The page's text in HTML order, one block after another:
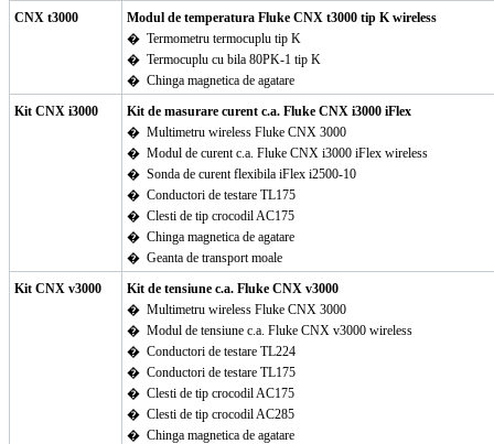
CNX t3000
Modul de temperatura Fluke CNX t3000 tip K wireless
� Termometru termocuplu tip K
� Termocuplu cu bila 80PK-1 tip K
� Chinga magnetica de agatare
Kit CNX i3000
Kit de masurare curent c.a. Fluke CNX i3000 iFlex
� Multimetru wireless Fluke CNX 3000
� Modul de curent c.a. Fluke CNX i3000 iFlex wireless
� Sonda de curent flexibila iFlex i2500-10
� Conductori de testare TL175
� Clesti de tip crocodil AC175
� Chinga magnetica de agatare
� Geanta de transport moale
Kit CNX v3000
Kit de tensiune c.a. Fluke CNX v3000
� Multimetru wireless Fluke CNX 3000
� Modul de tensiune c.a. Fluke CNX v3000 wireless
� Conductori de testare TL224
� Conductori de testare TL175
� Clesti de tip crocodil AC175
� Clesti de tip crocodil AC285
� Chinga magnetica de agatare